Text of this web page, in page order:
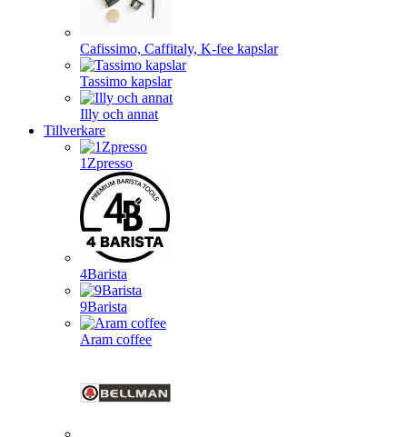
Cafissimo, Caffitaly, K-fee kapslar
Tassimo kapslar
Illy och annat
Tillverkare
1Zpresso
4Barista
9Barista
Aram coffee